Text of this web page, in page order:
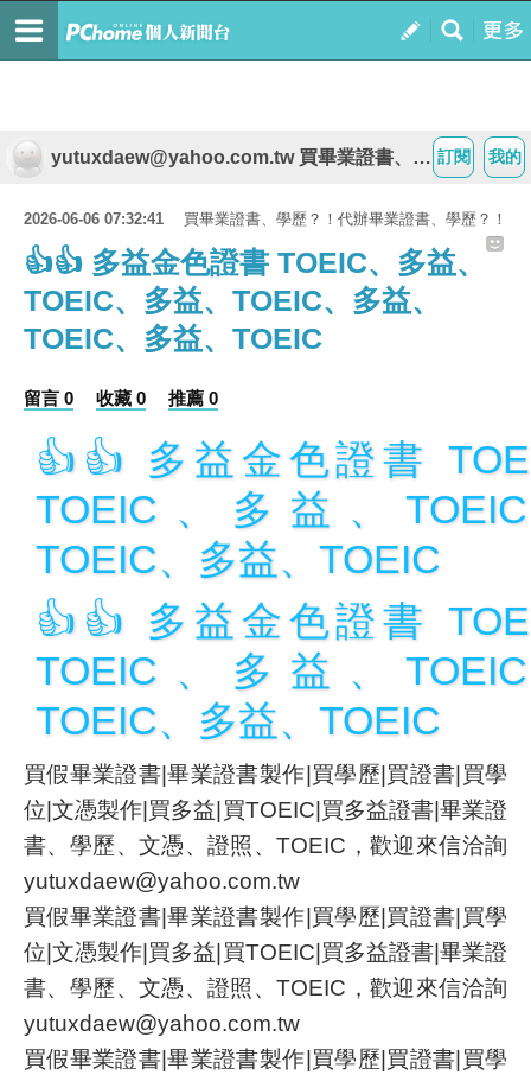
我的
訂閱
yutuxdaew@yahoo.com.tw 買畢業證書、學歷？！代辦畢業證書、學歷？！
2026-06-06 07:32:41 買畢業證書、學歷？！代辦畢業證書、學歷？！
👍👍 多益金色證書 TOEIC、多益、
TOEIC、多益、TOEIC、多益、
TOEIC、多益、TOEIC
留言 0 收藏 0 推薦 0
👍👍 多益金色證書
TOEIC、多益、
TOEIC、多益、TOEIC
👍👍 多益金色證書
TOEIC、多益、
TOEIC、多益、TOEIC
買假畢業證書|畢業證書製作|買學歷|買證書|買學
位|文憑製作|買多益|買TOEIC|買多益證書|畢業證
書、學歷、文憑、證照、TOEIC，歡迎來信洽詢
yutuxdaew@yahoo.com.tw
買假畢業證書|畢業證書製作|買學歷|買證書|買學
位|文憑製作|買多益|買TOEIC|買多益證書|畢業證
書、學歷、文憑、證照、TOEIC，歡迎來信洽詢
yutuxdaew@yahoo.com.tw
買假畢業證書|畢業證書製作|買學歷|買證書|買學